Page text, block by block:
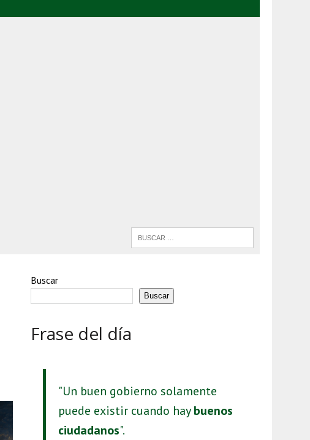
Buscar
Buscar
Frase del día
"Un buen gobierno solamente
puede existir cuando haybuenos
ciudadanos".